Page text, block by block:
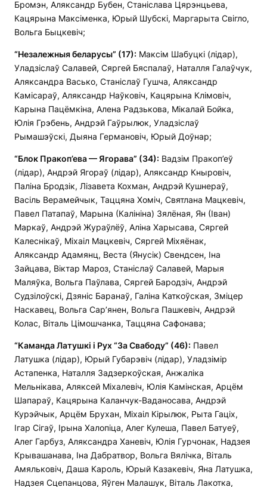
Бромэн, Аляксандр Бубен, Станіслава Цярэнцьева,
Кацярына Максіменка, Юрый Шубскі, Маргарыта Свігло,
Вольга Быцкевіч;
“Незалежныя беларусы” (17): Максім Шабуцкі (лідар),
Уладзіслаў Салавей, Сяргей Бяспалаў, Наталля Галаўчук,
Аляксандра Васько, Станіслаў Гушча, Аляксандр
Камісараў, Аляксандр Наўковіч, Кацярына Клімовіч,
Карына Пацёмкіна, Алена Радзькова, Мікалай Бойка,
Юлія Грэбень, Андрэй Гаўрылюк, Уладзіслаў
Рымашэўскі, Дыяна Германовіч, Юрый Доўнар;
“Блок Пракоп’ева — Ягорава” (34): Вадзім Пракоп’еў
(лідар), Андрэй Ягораў (лідар), Аляксандр Кныровіч,
Паліна Бродзік, Лізавета Кохман, Андрэй Кушнераў,
Васіль Верамейчык, Таццяна Хоміч, Святлана Мацкевіч,
Павел Патапаў, Марына (Калініна) Зялёная, Ян (Іван)
Маркаў, Андрэй Жураўлёў, Аліна Харысава, Сяргей
Калеснікаў, Міхаіл Мацкевіч, Сяргей Міхяёнак,
Аляксандр Адамянц, Веста (Янусік) Свендсен, Іна
Зайцава, Віктар Мароз, Станіслаў Салавей, Марыя
Маляўка, Вольга Паўлава, Сяргей Бародзіч, Андрэй
Судзілоўскі, Дзяніс Баранаў, Галіна Каткоўская, Зміцер
Наскавец, Вольга Сар’янен, Вольга Пашкевіч, Андрэй
Колас, Віталь Цімошчанка, Таццяна Сафонава;
“Каманда Латушкі і Рух“За Свабоду” (46): Павел
Латушка (лідар), Юрый Губарэвіч (лідар), Уладзімір
Астапенка, Наталля Задзеркоўская, Анжаліка
Мельнікава, Аляксей Міхалевіч, Юлія Камінская, Арцём
Шапараў, Кацярына Каланчук-Ваданосава, Андрэй
Курэйчык, Арцём Брухан, Міхаіл Кірылюк, Рыта Гаціх,
Ігар Сігаў, Ірына Халопіца, Алег Кулеша, Павел Батуеў,
Алег Гарбуз, Аляксандра Ханевіч, Юлія Гурчонак, Надзея
Крывашанава, Іна Дабратвор, Вольга Вялічка, Віталь
Амяльковіч, Даша Кароль, Юрый Казакевіч, Яна Латушка,
Надзея Сцепанцова, Яўген Малашук, Віталь Лакотка,